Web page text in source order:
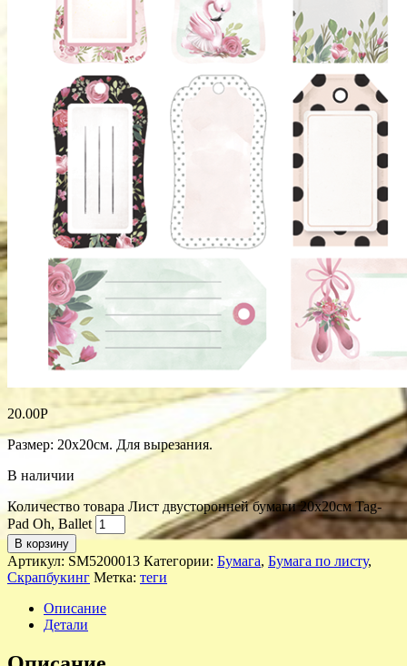
20.00Р
Размер: 20х20см. Для вырезания.
В наличии
Количество товара Лист двусторонней бумаги 20х20см Tag-
Pad Oh, Ballet
В корзину
Артикул: SM5200013 Категории: Бумага, Бумага по листу,
Скрапбукинг Метка: теги
Описание
Детали